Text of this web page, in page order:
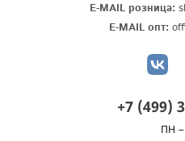
E-MAIL розница:
E-MAIL опт:
+7 (499)
ПН